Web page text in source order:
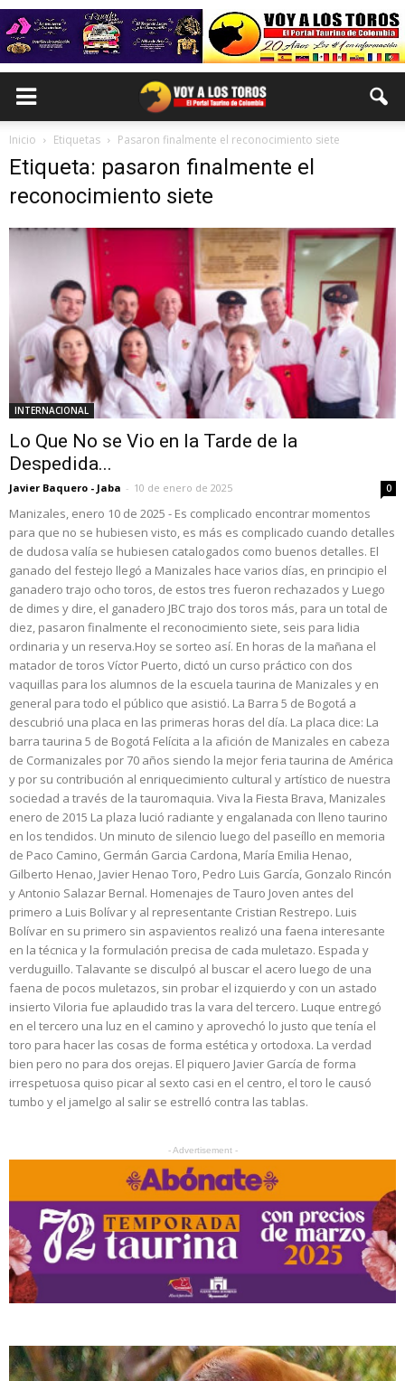
Inicio Etiquetas Pasaron finalmente el reconocimiento siete
Etiqueta: pasaron finalmente el
reconocimiento siete
INTERNACIONAL
Lo Que No se Vio en la Tarde de la
Despedida...
Javier Baquero - Jaba - 10 de enero de 2025 0
Manizales, enero 10 de 2025 - Es complicado encontrar momentos
para que no se hubiesen visto, es más es complicado cuando detalles
de dudosa valía se hubiesen catalogados como buenos detalles. El
ganado del festejo llegó a Manizales hace varios días, en principio el
ganadero trajo ocho toros, de estos tres fueron rechazados y Luego
de dimes y dire, el ganadero JBC trajo dos toros más, para un total de
diez, pasaron finalmente el reconocimiento siete, seis para lidia
ordinaria y un reserva.Hoy se sorteo así. En horas de la mañana el
matador de toros Víctor Puerto, dictó un curso práctico con dos
vaquillas para los alumnos de la escuela taurina de Manizales y en
general para todo el público que asistió. La Barra 5 de Bogotá a
descubrió una placa en las primeras horas del día. La placa dice: La
barra taurina 5 de Bogotá Felícita a la afición de Manizales en cabeza
de Cormanizales por 70 años siendo la mejor feria taurina de América
y por su contribución al enriquecimiento cultural y artístico de nuestra
sociedad a través de la tauromaquia. Viva la Fiesta Brava, Manizales
enero de 2015 La plaza lució radiante y engalanada con lleno taurino
en los tendidos. Un minuto de silencio luego del paseíllo en memoria
de Paco Camino, Germán Garcia Cardona, María Emilia Henao,
Gilberto Henao, Javier Henao Toro, Pedro Luis García, Gonzalo Rincón
y Antonio Salazar Bernal. Homenajes de Tauro Joven antes del
primero a Luis Bolívar y al representante Cristian Restrepo. Luis
Bolívar en su primero sin aspavientos realizó una faena interesante
en la técnica y la formulación precisa de cada muletazo. Espada y
verduguillo. Talavante se disculpó al buscar el acero luego de una
faena de pocos muletazos, sin probar el izquierdo y con un astado
insierto Viloria fue aplaudido tras la vara del tercero. Luque entregó
en el tercero una luz en el camino y aprovechó lo justo que tenía el
toro para hacer las cosas de forma estética y ortodoxa. La verdad
bien pero no para dos orejas. El piquero Javier García de forma
irrespetuosa quiso picar al sexto casi en el centro, el toro le causó
tumbo y el jamelgo al salir se estrelló contra las tablas.
- Advertisement -